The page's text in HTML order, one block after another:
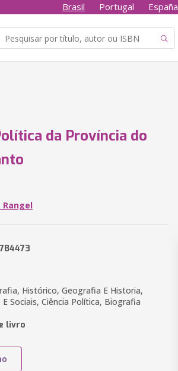
Brasil Portugal España
da Província do
Rangel
Histórico, Geografia E Historia,
E Sociais, Ciência Política, Biografia
livro